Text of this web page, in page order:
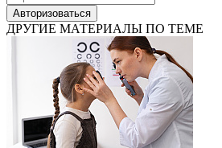
Авторизоваться
ДРУГИЕ МАТЕРИАЛЫ ПО ТЕМЕ